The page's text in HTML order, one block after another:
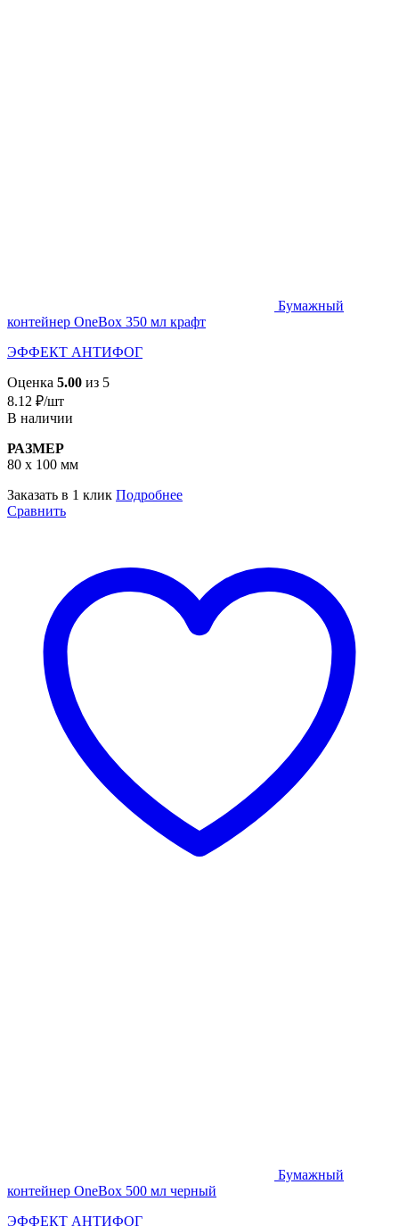
Бумажный
контейнер OneBox 350 мл крафт
ЭФФЕКТ АНТИФОГ
Оценка 5.00 из 5
8.12 ₽/шт
В наличии
РАЗМЕР
80 х 100 мм
Заказать в 1 клик Подробнее
Сравнить
Бумажный
контейнер OneBox 500 мл черный
ЭФФЕКТ АНТИФОГ